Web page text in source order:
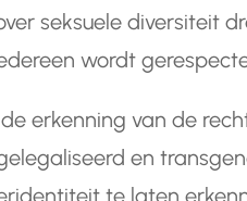
seksuele diversiteit
wordt
erkenning van de
en
te laten